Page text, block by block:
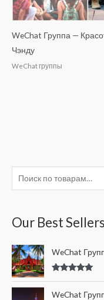
с
а
ь
:
Our Best Sellers
WeChat
WeChat
WeChat Группа —
Чэнду
WeChat группы